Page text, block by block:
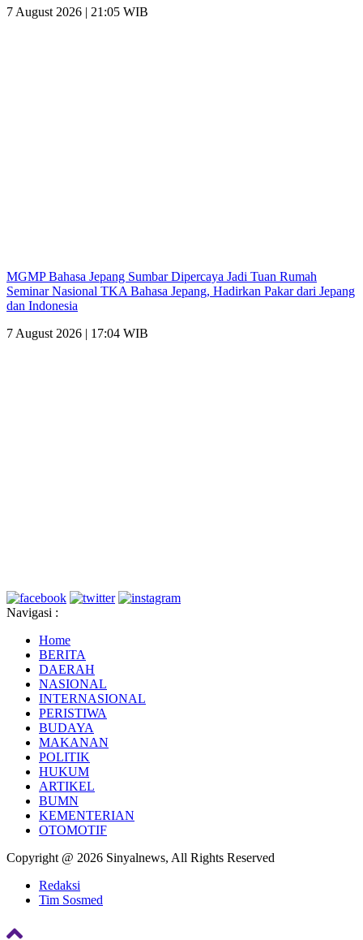
7 August 2026 | 21:05 WIB
MGMP Bahasa Jepang Sumbar Dipercaya Jadi Tuan Rumah
Seminar Nasional TKA Bahasa Jepang, Hadirkan Pakar dari Jepang
dan Indonesia
7 August 2026 | 17:04 WIB
Navigasi :
Home
BERITA
DAERAH
NASIONAL
INTERNASIONAL
PERISTIWA
BUDAYA
MAKANAN
POLITIK
HUKUM
ARTIKEL
BUMN
KEMENTERIAN
OTOMOTIF
Copyright @ 2026 Sinyalnews, All Rights Reserved
Redaksi
Tim Sosmed